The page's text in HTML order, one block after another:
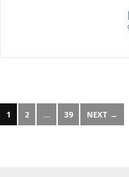
1 2 … 39 NEXT →